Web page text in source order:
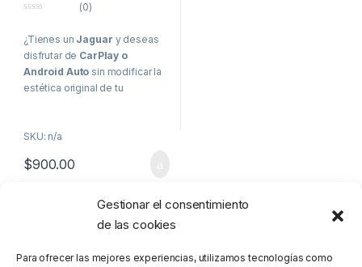
Gestionar el consentimiento
de las cookies
Para ofrecer las mejores experiencias, utilizamos tecnologías como
u
o
f
5
(0)
¿Tienes un Jaguar y deseas
disfrutar de CarPlay o
Android Auto sin modificar la
estética original de tu
premium de integración
original y añadir todas las
conectividad que
transformarán tu experiencia al
SKU: n/a
$900.00
Mostrando el único resultado